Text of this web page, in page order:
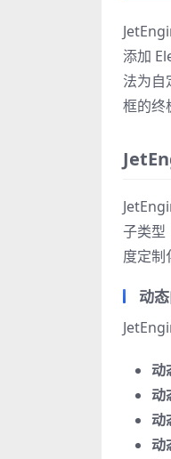
添加
法为自
框的终
子类型
度定制
动
动
动
动
动